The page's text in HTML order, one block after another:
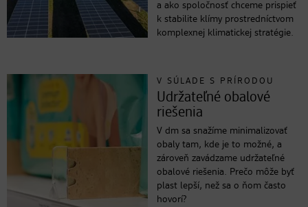
a ako spoločnosť chceme prispieť
k stabilite klímy prostredníctvom
komplexnej klimatickej stratégie.
V SÚLADE S PRÍRODOU
Udržateľné obalové
riešenia
V dm sa snažíme minimalizovať
obaly tam, kde je to možné, a
zároveň zavádzame udržateľné
obalové riešenia. Prečo môže byť
plast lepší, než sa o ňom často
hovorí?